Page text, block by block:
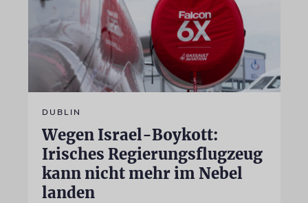
DUBLIN
Wegen Israel-Boykott:
Irisches Regierungsflugzeug
kann nicht mehr im Nebel
landen